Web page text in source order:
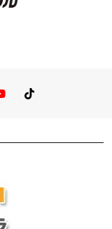
You TubeTikTok